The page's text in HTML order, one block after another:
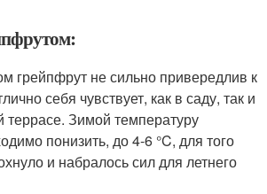
грейпфрут не сильно привередлив к
себя чувствует, как в саду, так и
террасе. Зимой температуру
понизить, до 4-6 °C, для того
и набралось сил для летнего